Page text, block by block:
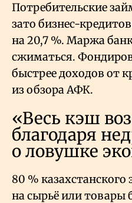
Потребительские
зато бизнес-
на 20,7 %. Маржа
сжиматься.
быстрее доходов от
из обзора АФК.
«Весь кэш
благодаря
о ловушке
80 % казахстанского
на сырьё или товары